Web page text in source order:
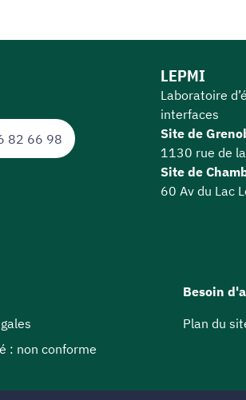
82 66 98
LEPMI
Laboratoire
interfaces
Site de
1130 rue de
Site de
60 Av du Lac
: non conforme
Besoin
Plan du